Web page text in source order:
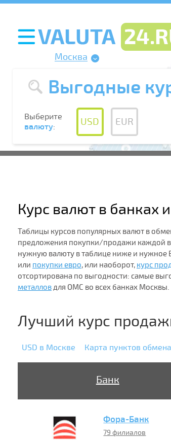
Москва
Выгодные
Выберите
валюту: USD EUR
Курс валют в банках
Таблицы курсов популярных валют в
предложения покупки/продажи каждой
нужную валюту в таблице ниже и
или покупки евро, или наоборот, курс
отсортирована по выгодности: самые
металловдля ОМС во всех банках Москвы.
Лучший курс
USD в Москве Карта пунктов
Банк
Фора-Банк
79 филиалов